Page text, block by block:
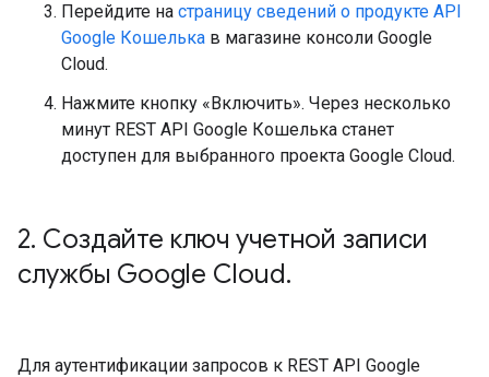
Перейдите на страницу сведений о продукте API
Google Кошелька в магазине консоли Google
Cloud.
Нажмите кнопку «Включить». Через несколько
минут REST API Google Кошелька станет
доступен для выбранного проекта Google Cloud.
2. Создайте ключ учетной записи
службы Google Cloud.
Для аутентификации запросов к REST API Google